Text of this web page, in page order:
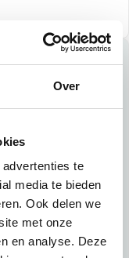
Over
te
media te bieden
Ook delen we
met onze
en analyse. Deze
de volgende